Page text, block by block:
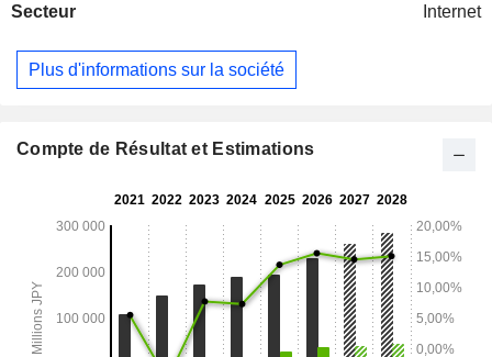
dans le domaine du sport et d'autres secteurs.
Secteur Internet
Plus d'informations sur la société
Compte de Résultat et Estimations